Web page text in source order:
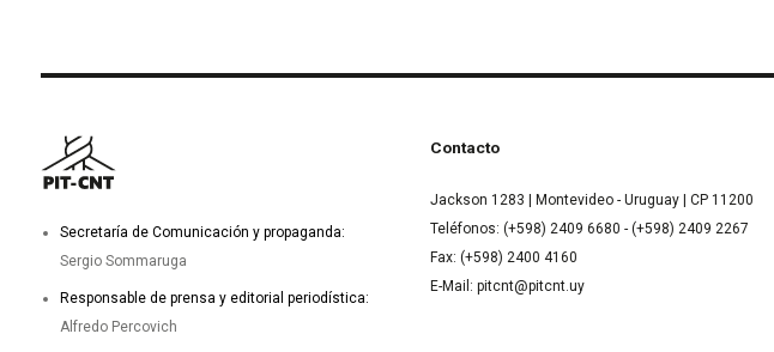
Secretaría de Comunicación y propaganda:
Sergio Sommaruga
Responsable de prensa y editorial periodística:
Alfredo Percovich
Contacto
Jackson 1283 | Montevideo - Uruguay | CP 11200
Teléfonos: (+598) 2409 6680 - (+598) 2409 2267
Fax: (+598) 2400 4160
E-Mail: pitcnt@pitcnt.uy